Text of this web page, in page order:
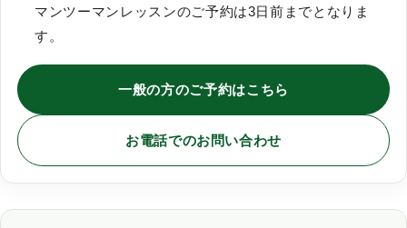
マンツーマンレッスンのご予約は3日前までとなりま
す。
一般の方のご予約はこちら
お電話でのお問い合わせ